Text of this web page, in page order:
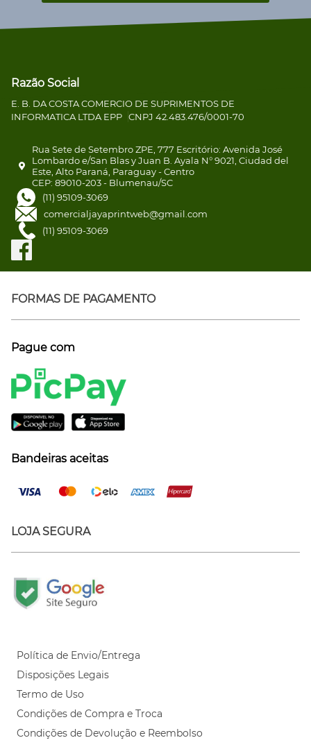
Razão Social
E. B. DA COSTA COMERCIO DE SUPRIMENTOS DE
INFORMATICA LTDA EPP CNPJ 42.483.476/0001-70
Rua Sete de Setembro ZPE, 777 Escritório: Avenida José
Lombardo e/San Blas y Juan B. Ayala N° 9021, Ciudad del
Este, Alto Paraná, Paraguay - Centro
CEP: 89010-203 - Blumenau/SC
(11) 95109-3069
comercialjayaprintweb@gmail.com
(11) 95109-3069
FORMAS DE PAGAMENTO
Pague com
Bandeiras aceitas
LOJA SEGURA
Política de Envio/Entrega
Disposições Legais
Termo de Uso
Condições de Compra e Troca
Condições de Devolução e Reembolso